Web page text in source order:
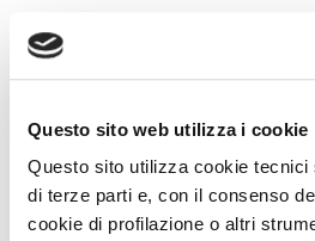
Questo sito web utilizza i cookie
Questo sito utilizza cookie tecnici
di terze parti e, con il consenso
cookie di profilazione o altri